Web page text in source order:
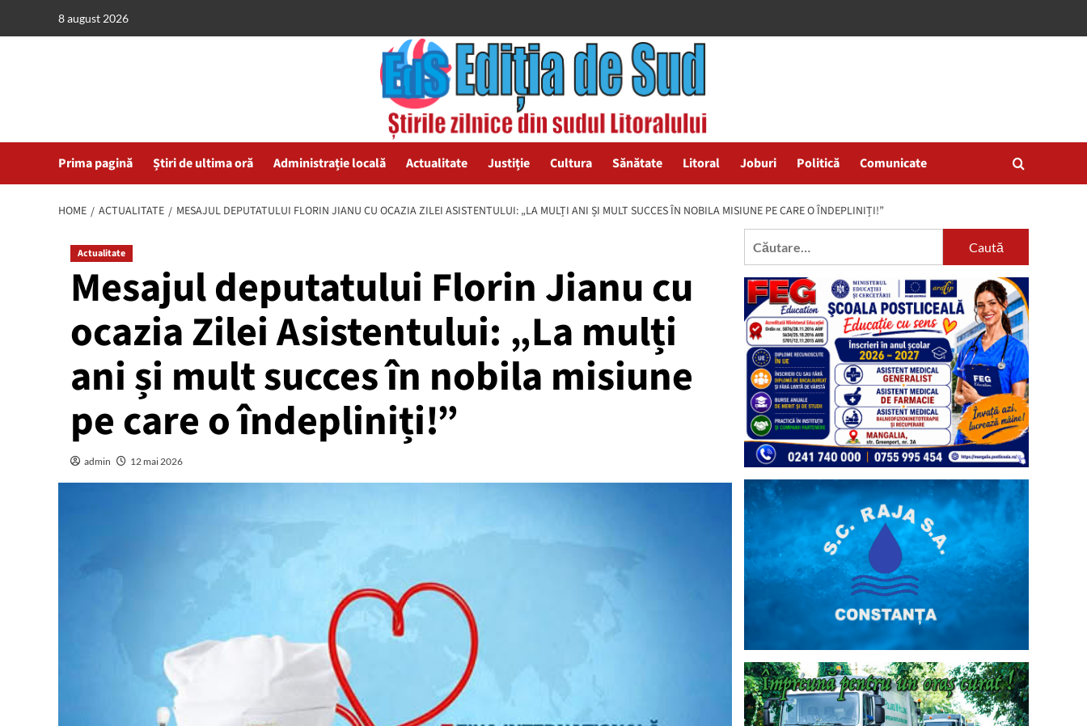
8 august 2026
Prima pagină Știri de ultima oră Administrație locală Actualitate Justiție Cultura Sănătate Litoral Joburi Politică Comunicate
HOME ACTUALITATE MESAJUL DEPUTATULUI FLORIN JIANU CU OCAZIA ZILEI ASISTENTULUI: „LA MULȚI ANI ȘI MULT SUCCES ÎN NOBILA MISIUNE PE CARE O ÎNDEPLINIȚI!”
Actualitate
Mesajul deputatului Florin Jianu cu
ocazia Zilei Asistentului: „La mulți
ani și mult succes în nobila misiune
pe care o îndepliniți!”
admin 12 mai 2026
Caută